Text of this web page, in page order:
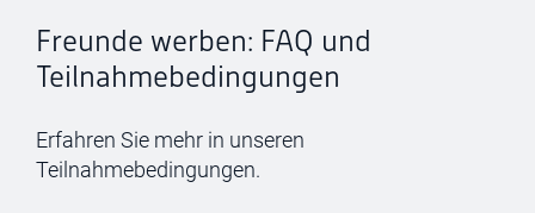
Freunde werben: FAQ und
Teilnahmebedingungen
Erfahren Sie mehr in unseren
Teilnahmebedingungen.